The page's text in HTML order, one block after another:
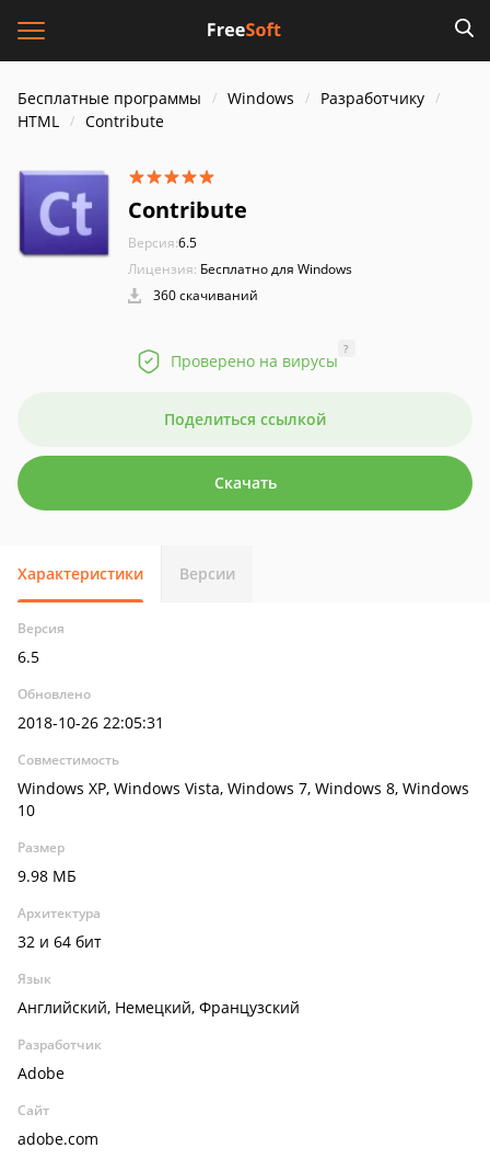
Бесплатные программы Windows
Разработчику
HTML
Contribute
Contribute
Версия:6.5
Лицензия: Бесплатно для Windows
360 скачиваний
Проверено на вирусы
?
Поделиться ссылкой
Скачать
Характеристики Версии
Версия
6.5
Обновлено
2018-10-26 22:05:31
Совместимость
Windows XP, Windows Vista, Windows 7, Windows 8, Windows
10
Размер
9.98 МБ
Архитектура
32 и 64 бит
Язык
Английский, Немецкий, Французский
Разработчик
Adobe
Сайт
adobe.com